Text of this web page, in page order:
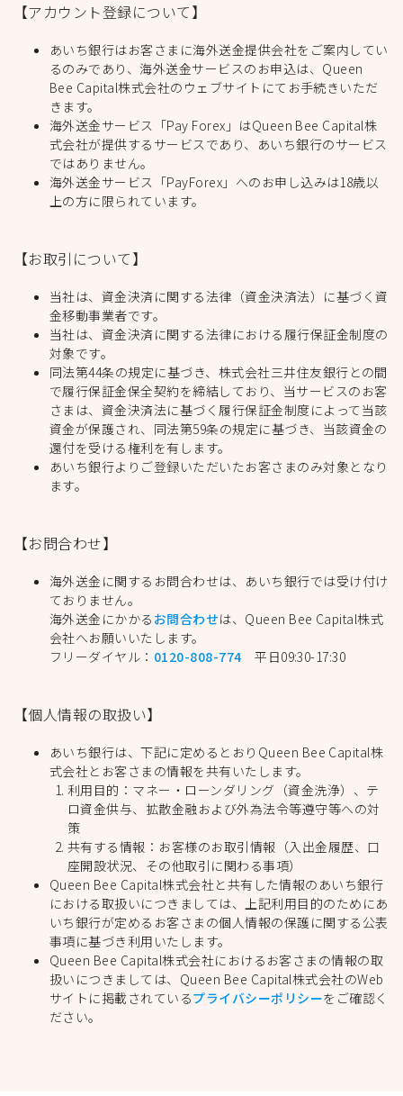
【アカウント登録について】
あいち銀行はお客さまに海外送金提供会社をご案内してい
るのみであり、海外送金サービスのお申込は、Queen
Bee Capital株式会社のウェブサイトにてお手続きいただ
きます。
海外送金サービス「Pay Forex」はQueen Bee Capital株
式会社が提供するサービスであり、あいち銀行のサービス
ではありません。
海外送金サービス「PayForex」へのお申し込みは18歳以
上の方に限られています。
【お取引について】
当社は、資金決済に関する法律（資金決済法）に基づく資
金移動事業者です。
当社は、資金決済に関する法律における履行保証金制度の
対象です。
同法第44条の規定に基づき、株式会社三井住友銀行との間
で履行保証金保全契約を締結しており、当サービスのお客
さまは、資金決済法に基づく履行保証金制度によって当該
資金が保護され、同法第59条の規定に基づき、当該資金の
還付を受ける権利を有します。
あいち銀行よりご登録いただいたお客さまのみ対象となり
ます。
【お問合わせ】
海外送金に関するお問合わせは、あいち銀行では受け付け
ておりません。
海外送金にかかる お問合わせは、Queen Bee Capital株式
会社へお願いいたします。
フリーダイヤル： 0120-808-774 平日09:30-17:30
【個人情報の取扱い】
あいち銀行は、下記に定めるとおりQueen Bee Capital株
式会社とお客さまの情報を共有いたします。
利用目的：マネー・ローンダリング（資金洗浄）、テ
ロ資金供与、拡散金融および外為法令等遵守等への対
策
共有する情報：お客様のお取引情報（入出金履歴、口
座開設状況、その他取引に関わる事項）
Queen Bee Capital株式会社と共有した情報のあいち銀行
における取扱いにつきましては、上記利用目的のためにあ
いち銀行が定めるお客さまの個人情報の保護に関する公表
事項に基づき利用いたします。
Queen Bee Capital株式会社におけるお客さまの情報の取
扱いにつきましては、Queen Bee Capital株式会社のWeb
サイトに掲載されているプライバシーポリシーをご確認く
ださい。